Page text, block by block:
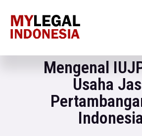
Mengenal
Usaha